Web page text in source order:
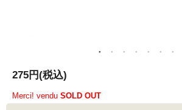
275円(税込)
Merci! vendu SOLD OUT